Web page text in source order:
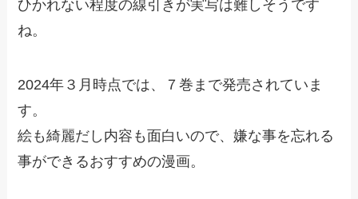
ひかれない程度の線引きが実写は難しそうです
ね。
2024年３月時点では、７巻まで発売されていま
す。
絵も綺麗だし内容も面白いので、嫌な事を忘れる
事ができるおすすめの漫画。